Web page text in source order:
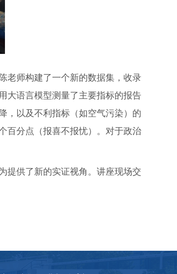
老师构建了一个新的数据集，收录
大语言模型测量了主要指标的报告
，以及不利指标（如空气污染）的
百分点（报喜不报忧）。对于政治
提供了新的实证视角。讲座现场交